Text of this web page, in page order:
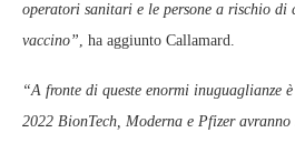
operatori sanitari e le persone a rischio di
vaccino”, ha aggiunto Callamard.
“A fronte di queste enormi inuguaglianze
2022 BionTech, Moderna e Pfizer avranno